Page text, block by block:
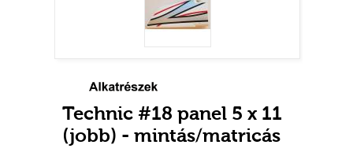
Technic #18 panel 5 x 11
(jobb) - mintás/matricás